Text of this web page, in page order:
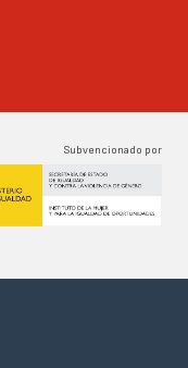
Subvencionado por